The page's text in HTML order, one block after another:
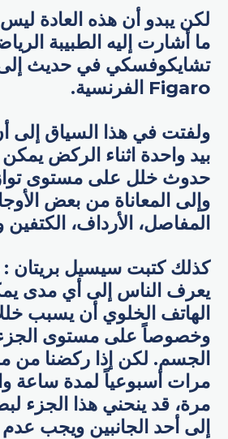
لكن يبدو أن هذه العادة
ما أشارت إليه الطبيبة
Figaro الفرنسية.
ولفتت في هذا السياق إلى
بيد واحدة اثناء الركض
حدوث خلل على مستوى
وإلى المعاناة من بعض
المفاصل، الأرداف، الكتفين
كذلك كتبت سيسيل بريتان :
يعرف الناس إلى أي مدى
الهاتف الخلوي أن يسبب
وخصوصاً على مستوى
مرات أسبوعياً لمدة ساعة
مرة، قد ينحني هذا الجزء
إلى أحد الجانبين ويجب